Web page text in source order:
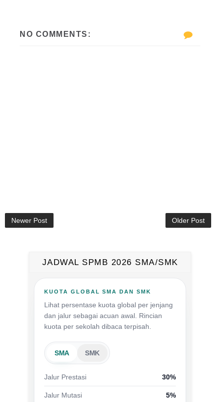
NO COMMENTS:
Newer Post Older Post
JADWAL SPMB 2026 SMA/SMK
KUOTA GLOBAL SMA DAN SMK
Lihat persentase kuota global per jenjang
dan jalur sebagai acuan awal. Rincian
kuota per sekolah dibaca terpisah.
SMA SMK
Jalur Prestasi 30%
Jalur Mutasi 5%